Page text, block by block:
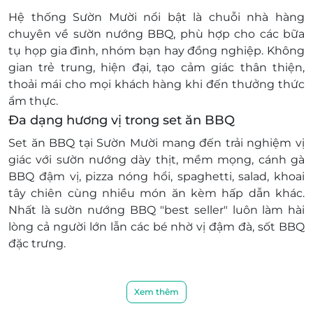
Hệ thống Sườn Mười nổi bật là chuỗi nhà hàng
chuyên về sườn nướng BBQ, phù hợp cho các bữa
tụ họp gia đình, nhóm bạn hay đồng nghiệp. Không
gian trẻ trung, hiện đại, tạo cảm giác thân thiện,
thoải mái cho mọi khách hàng khi đến thưởng thức
ẩm thực.
Đa dạng hương vị trong set ăn BBQ
Set ăn BBQ tại Sườn Mười mang đến trải nghiệm vị
giác với sườn nướng dày thịt, mềm mọng, cánh gà
BBQ đậm vị, pizza nóng hổi, spaghetti, salad, khoai
tây chiên cùng nhiều món ăn kèm hấp dẫn khác.
Nhất là sườn nướng BBQ "best seller" luôn làm hài
lòng cả người lớn lẫn các bé nhờ vị đậm đà, sốt BBQ
đặc trưng.
Xem thêm